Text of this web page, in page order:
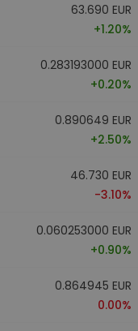
63.690 EUR
+1.20%
0.283193000 EUR
+0.20%
0.890649 EUR
+2.50%
46.730 EUR
-3.10%
0.060253000 EUR
+0.90%
0.864945 EUR
0.00%